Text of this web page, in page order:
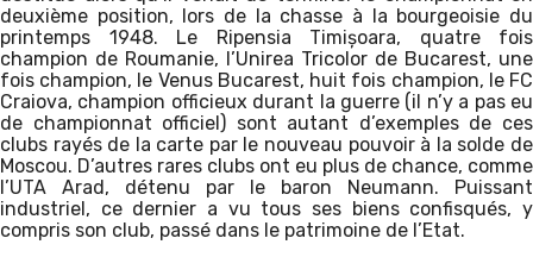
deuxième position, lors de la chasse à la bourgeoisie du
printemps 1948. Le Ripensia Timișoara, quatre fois
champion de Roumanie, l’Unirea Tricolor de Bucarest, une
fois champion, le Venus Bucarest, huit fois champion, le FC
Craiova, champion officieux durant la guerre (il n’y a pas eu
de championnat officiel) sont autant d’exemples de ces
clubs rayés de la carte par le nouveau pouvoir à la solde de
Moscou. D’autres rares clubs ont eu plus de chance, comme
l’UTA Arad, détenu par le baron Neumann. Puissant
industriel, ce dernier a vu tous ses biens confisqués, y
compris son club, passé dans le patrimoine de l’Etat.